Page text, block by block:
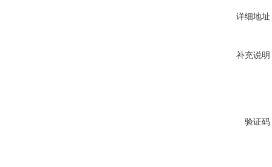
详细地址
补充说明
验证码